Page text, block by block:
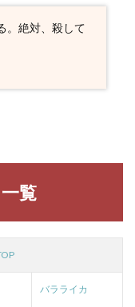
。絶対、殺して
覧
バラライカ